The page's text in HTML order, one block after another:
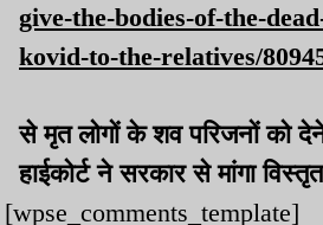
give-the-bodies-of-the-
kovid-to-the-relatives/
से मृत लोगों के शव परिजनों को
हाईकोर्ट ने सरकार से मांगा
[wpse_comments_template]